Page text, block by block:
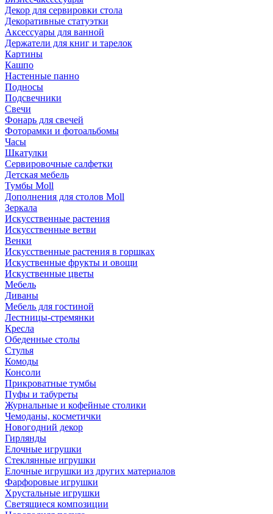
Декор для сервировки стола
Декоративные статуэтки
Аксессуары для ванной
Держатели для книг и тарелок
Картины
Кашпо
Настенные панно
Подносы
Подсвечники
Свечи
Фонарь для свечей
Фоторамки и фотоальбомы
Часы
Шкатулки
Сервировочные салфетки
Детская мебель
Тумбы Moll
Дополнения для столов Moll
Зеркала
Искусственные растения
Искусственные ветви
Венки
Искусственные растения в горшках
Искуственные фрукты и овощи
Искуственные цветы
Мебель
Диваны
Мебель для гостиной
Лестницы-стремянки
Кресла
Обеденные столы
Стулья
Комоды
Консоли
Прикроватные тумбы
Пуфы и табуреты
Журнальные и кофейные столики
Чемоданы, косметички
Новогодний декор
Гирлянды
Елочные игрушки
Стеклянные игрушки
Елочные игрушки из других материалов
Фарфоровые игрушки
Хрустальные игрушки
Светящиеся композиции